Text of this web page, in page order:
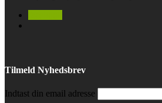
Tilmeld Nyhedsbrev
Indtast din email adresse